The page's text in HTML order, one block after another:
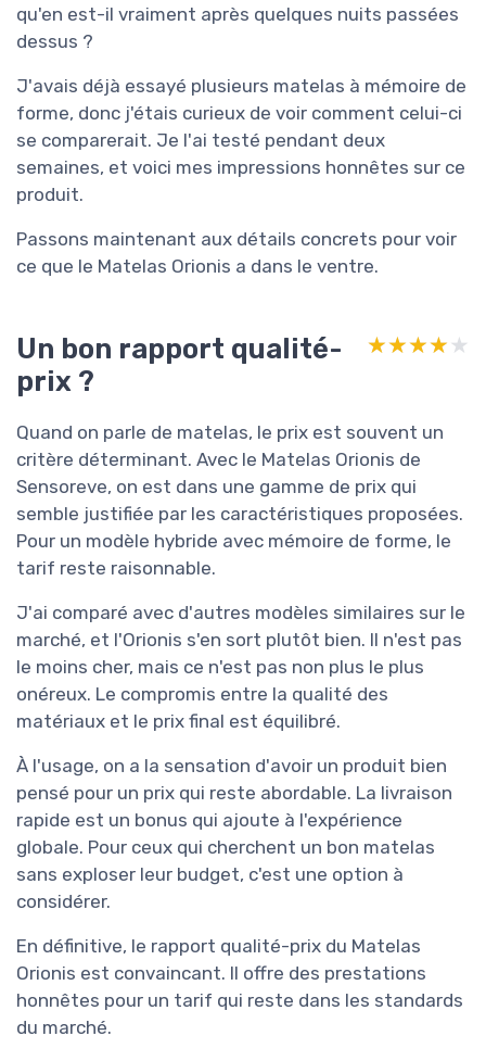
qu'en est-il vraiment après quelques nuits passées
dessus ?
J'avais déjà essayé plusieurs matelas à mémoire de
forme, donc j'étais curieux de voir comment celui-ci
se comparerait. Je l'ai testé pendant deux
semaines, et voici mes impressions honnêtes sur ce
produit.
Passons maintenant aux détails concrets pour voir
ce que le Matelas Orionis a dans le ventre.
Un bon rapport qualité-
prix ?
★★★★★
★★★★★
Quand on parle de matelas, le prix est souvent un
critère déterminant. Avec le Matelas Orionis de
Sensoreve, on est dans une gamme de prix qui
semble justifiée par les caractéristiques proposées.
Pour un modèle hybride avec mémoire de forme, le
tarif reste raisonnable.
J'ai comparé avec d'autres modèles similaires sur le
marché, et l'Orionis s'en sort plutôt bien. Il n'est pas
le moins cher, mais ce n'est pas non plus le plus
onéreux. Le compromis entre la qualité des
matériaux et le prix final est équilibré.
À l'usage, on a la sensation d'avoir un produit bien
pensé pour un prix qui reste abordable. La livraison
rapide est un bonus qui ajoute à l'expérience
globale. Pour ceux qui cherchent un bon matelas
sans exploser leur budget, c'est une option à
considérer.
En définitive, le rapport qualité-prix du Matelas
Orionis est convaincant. Il offre des prestations
honnêtes pour un tarif qui reste dans les standards
du marché.